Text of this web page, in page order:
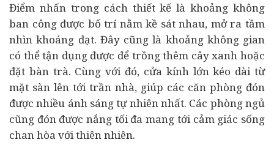
Điểm nhấn trong cách thiết kế là khoảng không
ban công được bố trí nằm kề sát nhau, mở ra tầm
nhìn khoáng đạt. Đây cũng là khoảng không gian
có thể tận dụng được để trồng thêm cây xanh hoặc
đặt bàn trà. Cùng với đó, cửa kính lớn kéo dài từ
mặt sàn lên tới trần nhà, giúp các căn phòng đón
được nhiều ánh sáng tự nhiên nhất. Các phòng ngủ
cũng đón được nắng tối đa mang tới cảm giác sống
chan hòa với thiên nhiên.